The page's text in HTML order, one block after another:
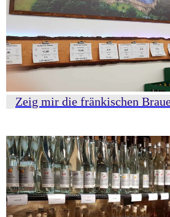
Zeig mir die fränkischen